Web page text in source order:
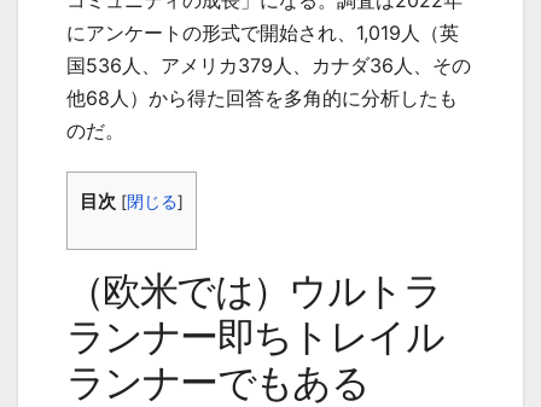
にアンケートの形式で開始され、1,019人（英
国536人、アメリカ379人、カナダ36人、その
他68人）から得た回答を多角的に分析したも
のだ。
目次 [閉じる]
（欧米では）ウルトラ
ランナー即ちトレイル
ランナーでもある